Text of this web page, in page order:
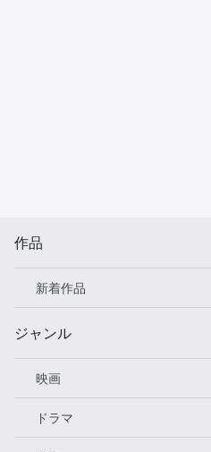
作品
新着作品
ジャンル
映画
ドラマ